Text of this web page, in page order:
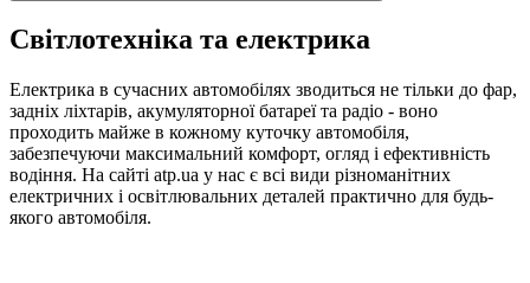
Світлотехніка та електрика
Електрика в сучасних автомобілях зводиться не тільки до фар,
задніх ліхтарів, акумуляторної батареї та радіо - воно
проходить майже в кожному куточку автомобіля,
забезпечуючи максимальний комфорт, огляд і ефективність
водіння. На сайті atp.ua у нас є всі види різноманітних
електричних і освітлювальних деталей практично для будь-
якого автомобіля.